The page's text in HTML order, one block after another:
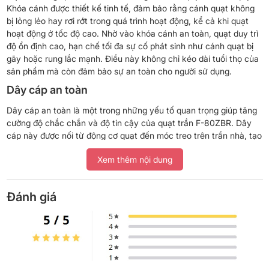
Khóa cánh được thiết kế tinh tế, đảm bảo rằng cánh quạt không
bị lỏng lẻo hay rơi rớt trong quá trình hoạt động, kể cả khi quạt
hoạt động ở tốc độ cao. Nhờ vào khóa cánh an toàn, quạt duy trì
độ ổn định cao, hạn chế tối đa sự cố phát sinh như cánh quạt bị
gãy hoặc rung lắc mạnh. Điều này không chỉ kéo dài tuổi thọ của
sản phẩm mà còn đảm bảo sự an toàn cho người sử dụng.
Dây cáp an toàn
Dây cáp an toàn là một trong những yếu tố quan trọng giúp tăng
cường độ chắc chắn và độ tin cậy của quạt trần F-80ZBR. Dây
cáp này được nối từ động cơ quạt đến móc treo trên trần nhà, tạo
thành một lớp bảo vệ bổ sung trong trường hợp thanh ty treo gặp
sự cố. Khi có sự cố bất ngờ như rung động mạnh hoặc lỗi kỹ
thuật, dây cáp an toàn sẽ giữ cố định thân quạt, ngăn chặn nguy
dụng xung quanh. Thiết kế này thể hiện sự cẩn trọng của
Quạt trần Panasonic F-80ZBR còn tích hợp công tắc an toàn hiện
đại. Đây là bộ phận có khả năng tự động ngắt điện khi phát hiện
Xem thêm nội dung
Đánh giá